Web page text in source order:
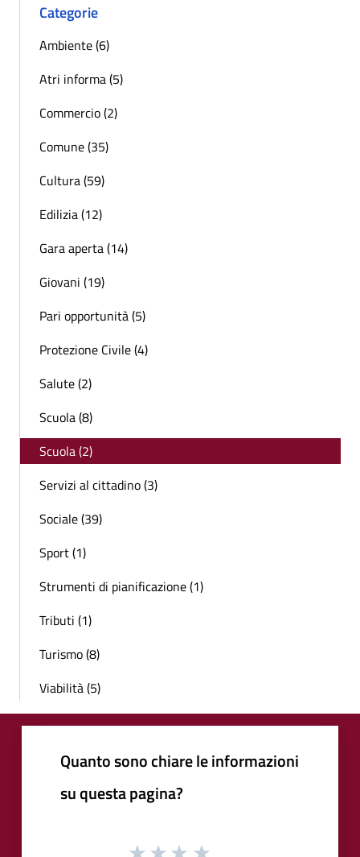
Categorie
Ambiente (6)
Atri informa (5)
Commercio (2)
Comune (35)
Cultura (59)
Edilizia (12)
Gara aperta (14)
Giovani (19)
Pari opportunità (5)
Protezione Civile (4)
Salute (2)
Scuola (8)
Scuola (2)
Servizi al cittadino (3)
Sociale (39)
Sport (1)
Strumenti di pianificazione (1)
Tributi (1)
Turismo (8)
Viabilità (5)
Quanto sono chiare le informazioni
su questa pagina?